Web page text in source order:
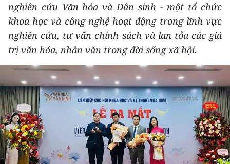
DU LỊCH
THẾ GIỚI
THỂ THAO
GIÁO DỤC
Y TẾ
KHOA HỌC - CÔNG NGHỆ
MÔI TRƯỜNG
nghiên cứu Văn hóa và Dân sinh - một tổ chức
khoa học và công nghệ hoạt động trong lĩnh vực
nghiên cứu, tư vấn chính sách và lan tỏa các giá
trị văn hóa, nhân văn trong đời sống xã hội.